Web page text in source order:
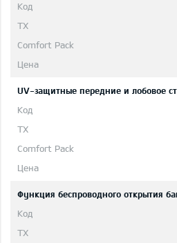
UV-защитные передние и лобовое
Функция беспроводного открытия